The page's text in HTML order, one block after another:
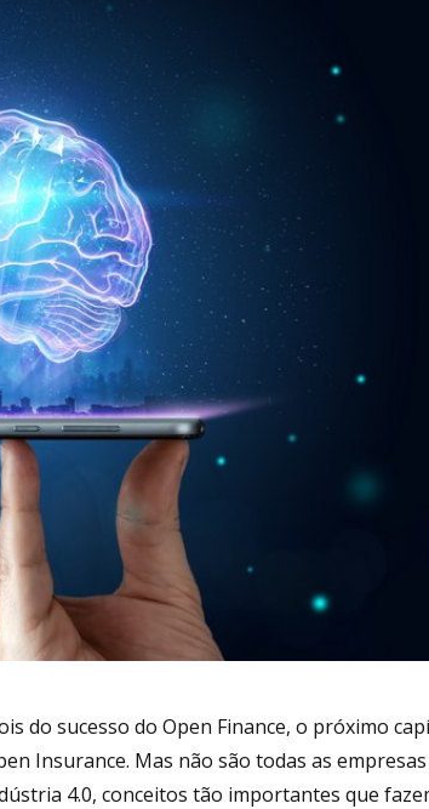
do sucesso do Open Finance, o próximo
Insurance. Mas não são todas as
4.0, conceitos tão importantes que